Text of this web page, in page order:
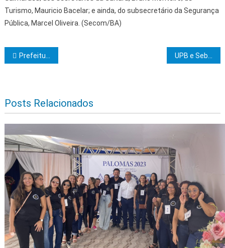
Turismo, Mauricio Bacelar; e ainda, do subsecretário da Segurança
Pública, Marcel Oliveira. (Secom/BA)
Navegação de Post
Prefeitura de Itabuna vacinou 32,81% do público-alvo da Campanha Contra Influenza UPB e Sebrae se unem em prol do empreendedorismo e desenvolvimento local nos municípios
Posts Relacionados